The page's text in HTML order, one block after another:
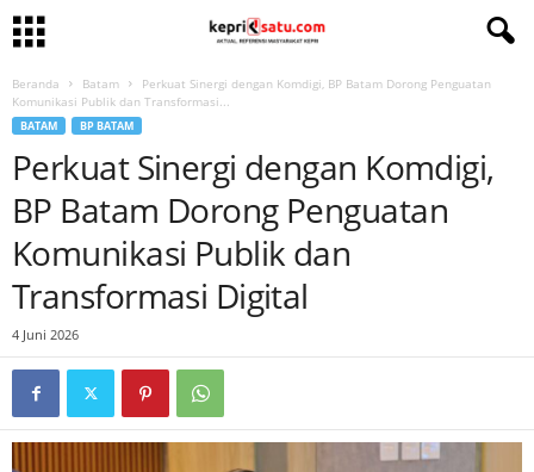
Beranda Batam
Perkuat Sinergi dengan Komdigi, BP Batam Dorong Penguatan
Komunikasi Publik dan Transformasi...
BATAM BP BATAM
Perkuat Sinergi dengan Komdigi,
BP Batam Dorong Penguatan
Komunikasi Publik dan
Transformasi Digital
4 Juni 2026